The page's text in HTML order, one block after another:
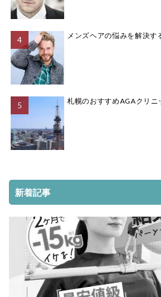
メンズヘアの悩みを解決す
札幌のおすすめAGAクリニ
新着記事